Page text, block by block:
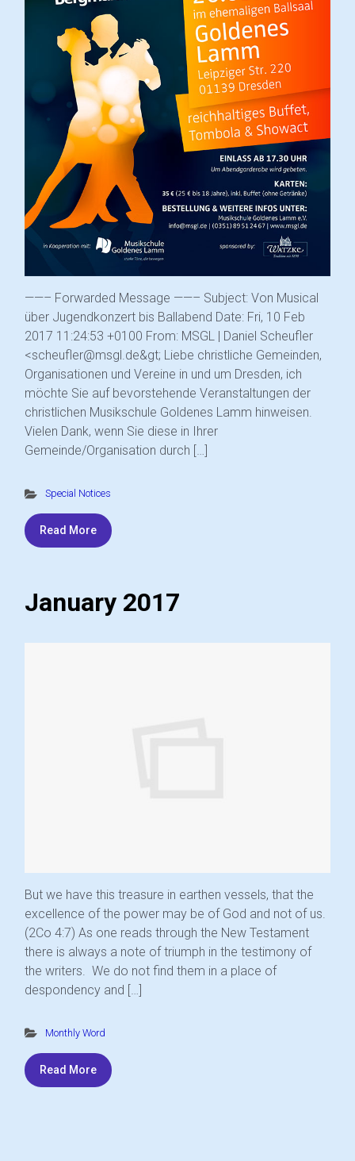
——– Forwarded Message ——– Subject: Von Musical
über Jugendkonzert bis Ballabend Date: Fri, 10 Feb
2017 11:24:53 +0100 From: MSGL | Daniel Scheufler
<scheufler@msgl.de&gt; Liebe christliche Gemeinden,
Organisationen und Vereine in und um Dresden, ich
möchte Sie auf bevorstehende Veranstaltungen der
christlichen Musikschule Goldenes Lamm hinweisen.
Vielen Dank, wenn Sie diese in Ihrer
Gemeinde/Organisation durch […]
Special Notices
Read More
January 2017
But we have this treasure in earthen vessels, that the
excellence of the power may be of God and not of us.
(2Co 4:7) As one reads through the New Testament
there is always a note of triumph in the testimony of
the writers. We do not find them in a place of
despondency and […]
Monthly Word
Read More